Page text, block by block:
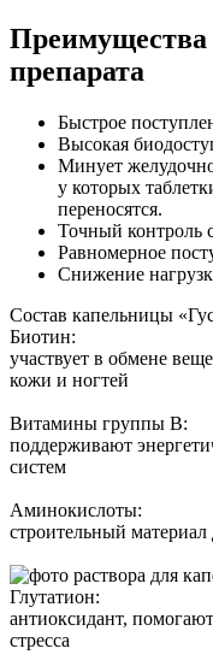
Преимущества
препарата
Быстрое
Высокая
Минует
у которых
переносятся.
Точный контроль
Равномерное
Снижение
Состав капельницы
Биотин:
участвует в обмене
кожи и ногтей
Витамины группы B:
поддерживают
систем
Аминокислоты:
строительный материал
Глутатион:
антиоксидант,
стресса